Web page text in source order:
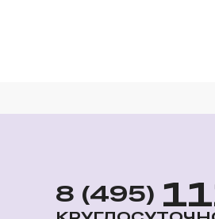
8 (495)